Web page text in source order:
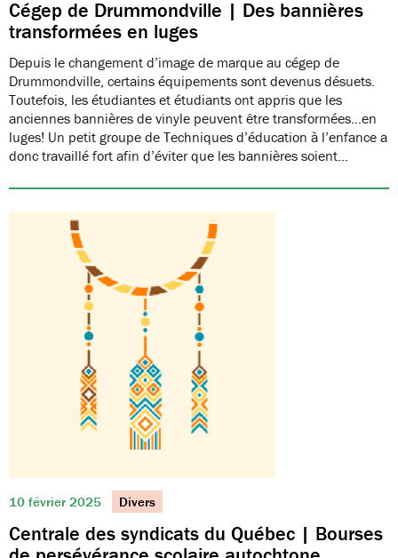
Cégep de Drummondville | Des bannières
transformées en luges
Depuis le changement d’image de marque au cégep de
Drummondville, certains équipements sont devenus désuets.
Toutefois, les étudiantes et étudiants ont appris que les
anciennes bannières de vinyle peuvent être transformées…en
luges! Un petit groupe de Techniques d’éducation à l’enfance a
donc travaillé fort afin d’éviter que les bannières soient…
10 février 2025 Divers
Centrale des syndicats du Québec | Bourses